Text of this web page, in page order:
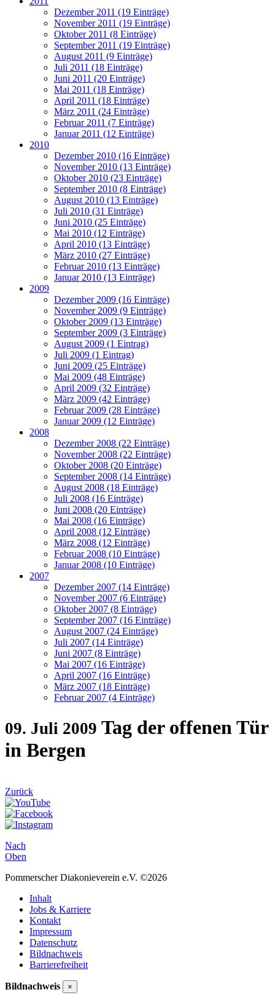
Dezember 2011 (19 Einträge)
November 2011 (19 Einträge)
Oktober 2011 (8 Einträge)
September 2011 (19 Einträge)
August 2011 (9 Einträge)
Juli 2011 (18 Einträge)
Juni 2011 (20 Einträge)
Mai 2011 (18 Einträge)
April 2011 (18 Einträge)
März 2011 (24 Einträge)
Februar 2011 (7 Einträge)
Januar 2011 (12 Einträge)
2010
Dezember 2010 (16 Einträge)
November 2010 (13 Einträge)
Oktober 2010 (23 Einträge)
September 2010 (8 Einträge)
August 2010 (13 Einträge)
Juli 2010 (31 Einträge)
Juni 2010 (25 Einträge)
Mai 2010 (12 Einträge)
April 2010 (13 Einträge)
März 2010 (27 Einträge)
Februar 2010 (13 Einträge)
Januar 2010 (13 Einträge)
2009
Dezember 2009 (16 Einträge)
November 2009 (9 Einträge)
Oktober 2009 (13 Einträge)
September 2009 (3 Einträge)
August 2009 (1 Eintrag)
Juli 2009 (1 Eintrag)
Juni 2009 (25 Einträge)
Mai 2009 (48 Einträge)
April 2009 (32 Einträge)
März 2009 (42 Einträge)
Februar 2009 (28 Einträge)
Januar 2009 (12 Einträge)
2008
Dezember 2008 (22 Einträge)
November 2008 (22 Einträge)
Oktober 2008 (20 Einträge)
September 2008 (14 Einträge)
August 2008 (18 Einträge)
Juli 2008 (16 Einträge)
Juni 2008 (20 Einträge)
Mai 2008 (16 Einträge)
April 2008 (12 Einträge)
März 2008 (12 Einträge)
Februar 2008 (10 Einträge)
Januar 2008 (10 Einträge)
2007
Dezember 2007 (14 Einträge)
November 2007 (6 Einträge)
Oktober 2007 (8 Einträge)
September 2007 (16 Einträge)
August 2007 (24 Einträge)
Juli 2007 (14 Einträge)
Juni 2007 (8 Einträge)
Mai 2007 (16 Einträge)
April 2007 (16 Einträge)
März 2007 (18 Einträge)
Februar 2007 (4 Einträge)
09. Juli 2009 Tag der offenen Tür
in Bergen
Zurück
Nach
Oben
Pommerscher Diakonieverein e.V. ©2026
Inhalt
Jobs & Karriere
Kontakt
Impressum
Datenschutz
Bildnachweis
Barrierefreiheit
Bildnachweis ×